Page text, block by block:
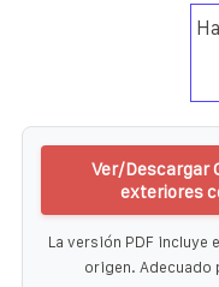
Ver/Descargar
exteriores
La versión PDF
origen. Adecuado